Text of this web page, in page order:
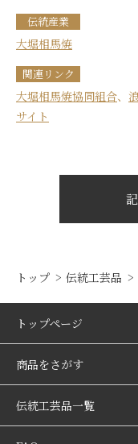
伝統産業
大堀相馬焼
関連リンク
大堀相馬焼協同組合、
サイト
トップ 伝統工芸品
トップページ
商品をさがす
伝統工芸品一覧